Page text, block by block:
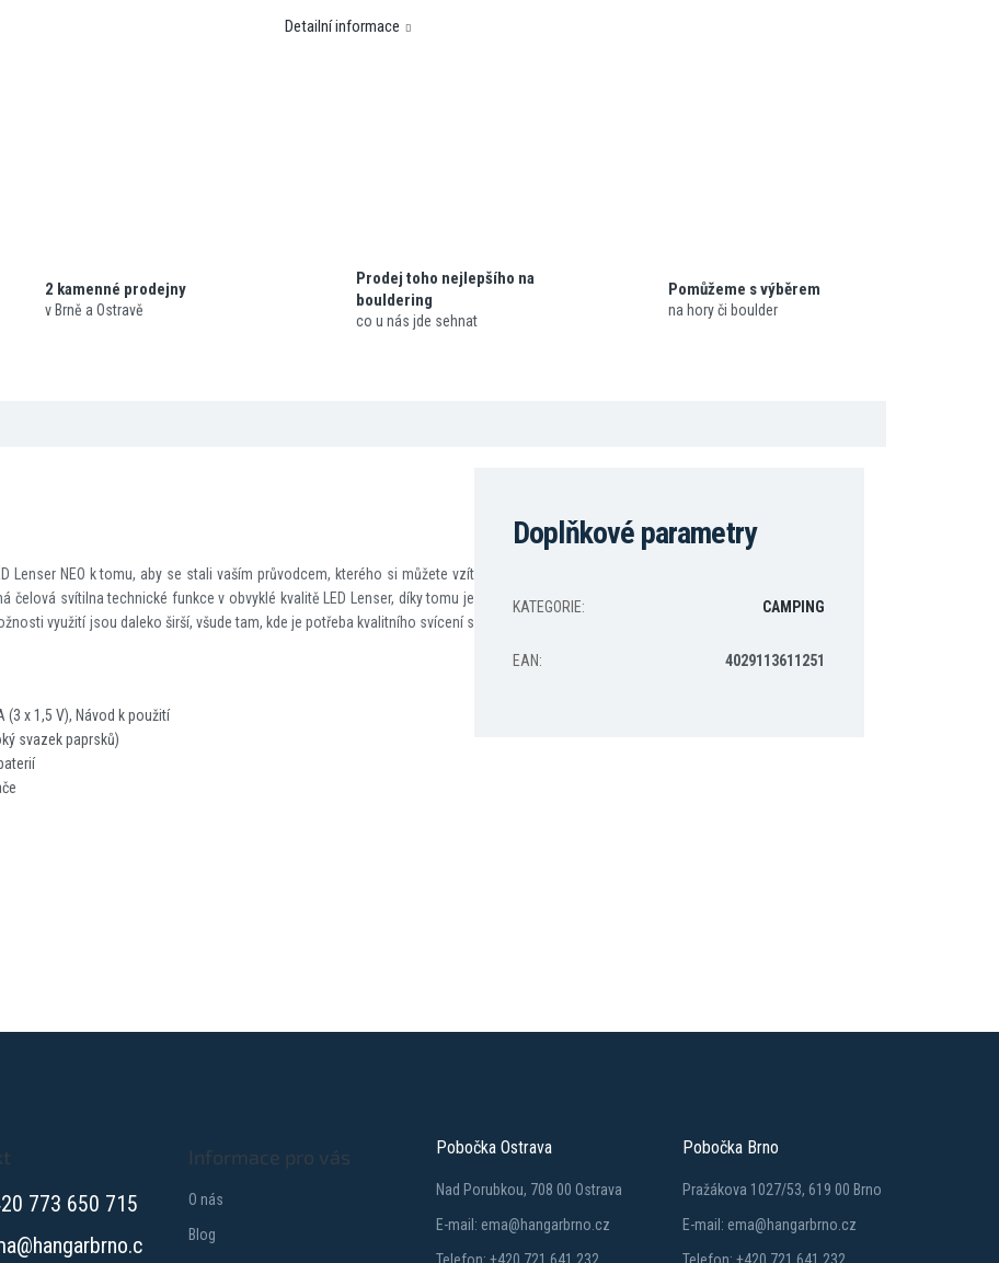
Detailní informace
2 kamenné prodejny
v Brně a Ostravě
Prodej toho nejlepšího na
bouldering
co u nás jde sehnat
Pomůžeme s výběrem
na hory či boulder
Lenser NEO k tomu, aby se stali vaším průvodcem, kterého si můžete vzít
svítilna technické funkce v obvyklé kvalitě LED Lenser, díky tomu je
využití jsou daleko širší, všude tam, kde je potřeba kvalitního svícení s
(3 x 1,5 V), Návod k použití
svazek paprsků)
Doplňkové parametry
KATEGORIE: CAMPING
EAN: 4029113611251
773 650 715
@hangarbrno.c
Informace pro vás
O nás
Blog
Pobočka Ostrava
Nad Porubkou, 708 00 Ostrava
E-mail: ema@hangarbrno.cz
Telefon: +420 721 641 232
Pobočka Brno
Pražákova 1027/53, 619 00 Brno
E-mail: ema@hangarbrno.cz
Telefon: +420 721 641 232